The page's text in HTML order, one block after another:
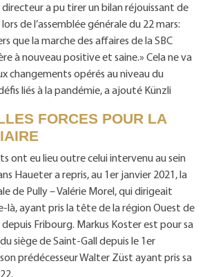
directeur a pu tirer un bilan réjouissant de
de l’assemblée générale du 22 mars:
que la marche des affaires de la SBC
à nouveau positive et saine.» Cela ne va
changements opérés au niveau du
liés à la pandémie, a ajouté Künzli
FORCES POUR LA
ont eu lieu outre celui intervenu au sein
Haueter a repris, au 1er janvier 2021, la
de Pully – Valérie Morel, qui dirigeait
là, ayant pris la tête de la région Ouest de
Fribourg. Markus Koster est pour sa
siège de Saint-Gall depuis le 1er
prédécesseur Walter Züst ayant pris sa